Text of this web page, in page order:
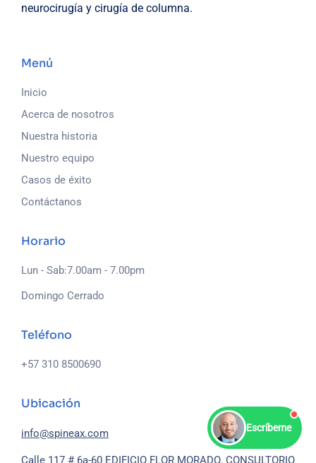
neurocirugía y cirugía de columna.
Menú
Inicio
Acerca de nosotros
Nuestra historia
Nuestro equipo
Casos de éxito
Contáctanos
Horario
Lun - Sab:7.00am - 7.00pm
Domingo Cerrado
Teléfono
+57 310 8500690
Ubicación
Calle 117 # 6a-60 EDIFICIO FLOR MORADO. CONSULTORIO
info@spineax.com Escríbeme